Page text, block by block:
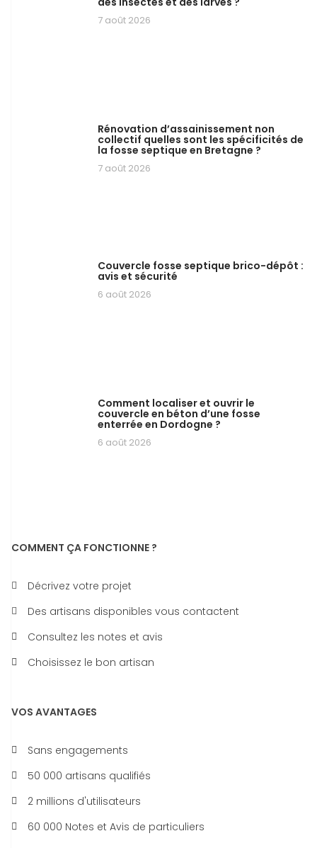
7 août 2026
Rénovation d’assainissement non
collectif quelles sont les spécificités de
la fosse septique en Bretagne ?
7 août 2026
Couvercle fosse septique brico-dépôt :
avis et sécurité
6 août 2026
Comment localiser et ouvrir le
couvercle en béton d’une fosse
enterrée en Dordogne ?
6 août 2026
COMMENT ÇA FONCTIONNE ?
Décrivez votre projet
Des artisans disponibles vous contactent
Consultez les notes et avis
Choisissez le bon artisan
VOS AVANTAGES
Sans engagements
50 000 artisans qualifiés
2 millions d'utilisateurs
60 000 Notes et Avis de particuliers